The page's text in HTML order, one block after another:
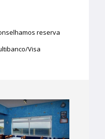
reserva
Visa